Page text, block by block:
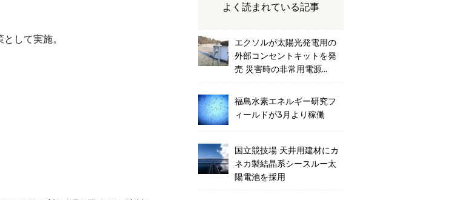
して実施。
よく読まれている記事
エクソルが太陽光発電用の
外部コンセントキットを発
売 災害時の非常用電源...
福島水素エネルギー研究フ
ィールドが3月より稼働
国立競技場 天井用建材にカ
ネカ製結晶系シースルー太
陽電池を採用